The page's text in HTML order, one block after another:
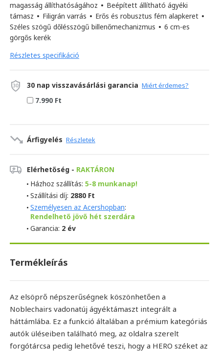
magasság állíthatóságához • Beépített állítható ágyéki
támasz • Filigrán varrás • Erős és robusztus fém alapkeret •
Széles szögű dőlésszögű billenőmechanizmus • 6 cm-es
görgős kerék
Részletes specifikáció
30 nap visszavásárlási garancia Miért érdemes?
7.990 Ft
Árfigyelés Részletek
Elérhetőség - RAKTÁRON
Házhoz szállítás: 5-8 munkanap!
Szállítási díj: 2880 Ft
Személyesen az Acershopban:
Rendelhető jövő hét szerdára
Garancia: 2 év
Termékleírás
Az elsöprő népszerűségnek köszönhetően a
Noblechairs vadonatúj ágyéktámaszt integrált a
háttámlába. Ez a funkció általában a prémium kategóriás
autók üléseiben található meg, az oldalra szerelt
forgótárcsa pedig lehetővé teszi, hogy a HERO széket az